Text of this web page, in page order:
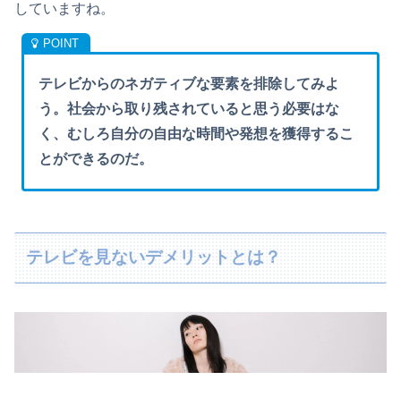
していますね。
テレビからのネガティブな要素を排除してみよ
う。社会から取り残されていると思う必要はな
く、むしろ自分の自由な時間や発想を獲得するこ
とができるのだ。
テレビを見ないデメリットとは？